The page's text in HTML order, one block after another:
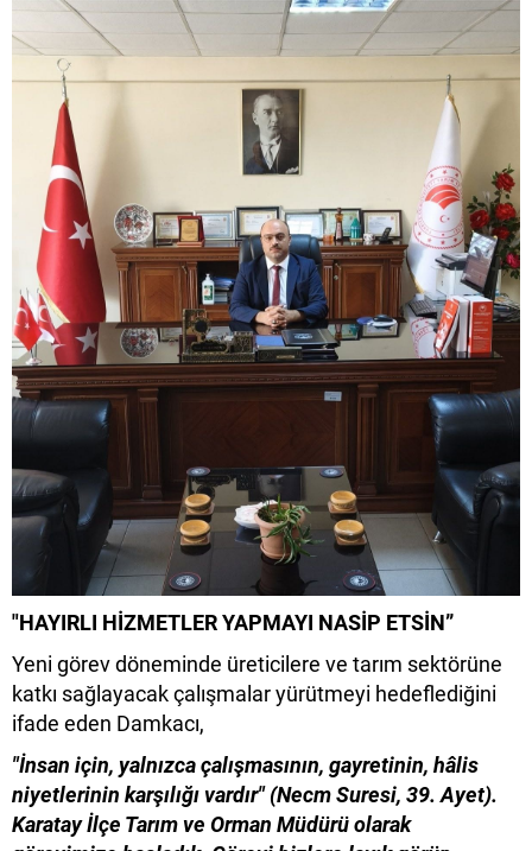
"HAYIRLI HİZMETLER YAPMAYI NASİP ETSİN”
Yeni görev döneminde üreticilere ve tarım sektörüne
katkı sağlayacak çalışmalar yürütmeyi hedeflediğini
ifade eden Damkacı,
"İnsan için, yalnızca çalışmasının, gayretinin, hâlis
niyetlerinin karşılığı vardır" (Necm Suresi, 39. Ayet).
Karatay İlçe Tarım ve Orman Müdürü olarak